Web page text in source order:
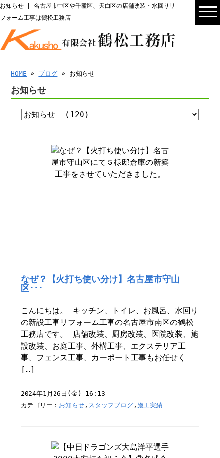
お知らせ | 名古屋市中区や千種区、天白区の店舗改装・水回りリ
フォーム工事は鶴松工務店
HOME » ブログ » お知らせ
お知らせ
なぜ？【火打ち使い分け】名古屋市守山
区･･･
こんにちは。 キッチン、トイレ、お風呂、水回り
の新設工事リフォーム工事の名古屋市南区の鶴松
工務店です。 店舗改装、厨房改装、医院改装、施
設改装、お庭工事、外構工事、エクステリア工
事、フェンス工事、カーポート工事もお任せく
[…]
2024年1月26日(金) 16:13
カテゴリー： お知らせ , スタッフブログ ,施工実績